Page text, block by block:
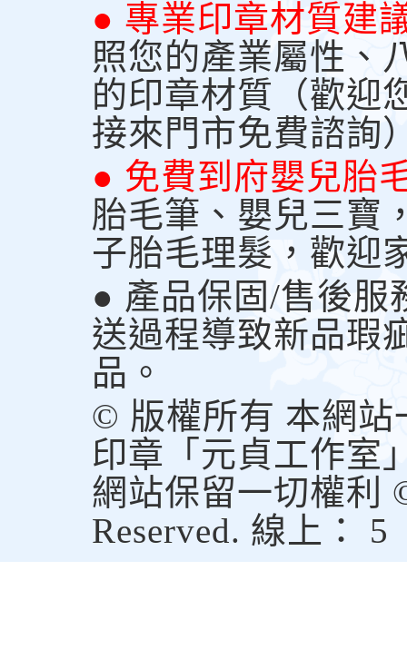
● 專業印章材質建
照您的產業屬性、
的印章材質（歡迎
接來門市免費諮詢
● 免費到府嬰兒胎
胎毛筆、嬰兒三寶
子胎毛理髮，歡迎
● 產品保固/售後服
送過程導致新品瑕
品。
© 版權所有 本網站
印章「元貞工作室
網站保留一切權利
Reserved. 線上： 5